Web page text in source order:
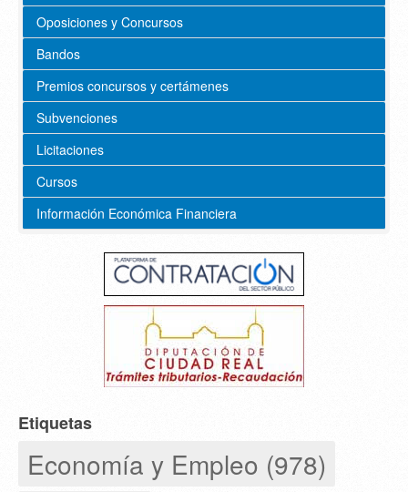
Oposiciones y Concursos
Bandos
Premios concursos y certámenes
Subvenciones
Licitaciones
Cursos
Información Económica Financiera
Etiquetas
Economía y Empleo (978)